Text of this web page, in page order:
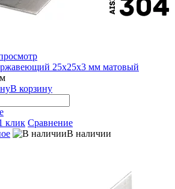
25х25х3 мм матовый
В корзину
клик Сравнение
В наличии